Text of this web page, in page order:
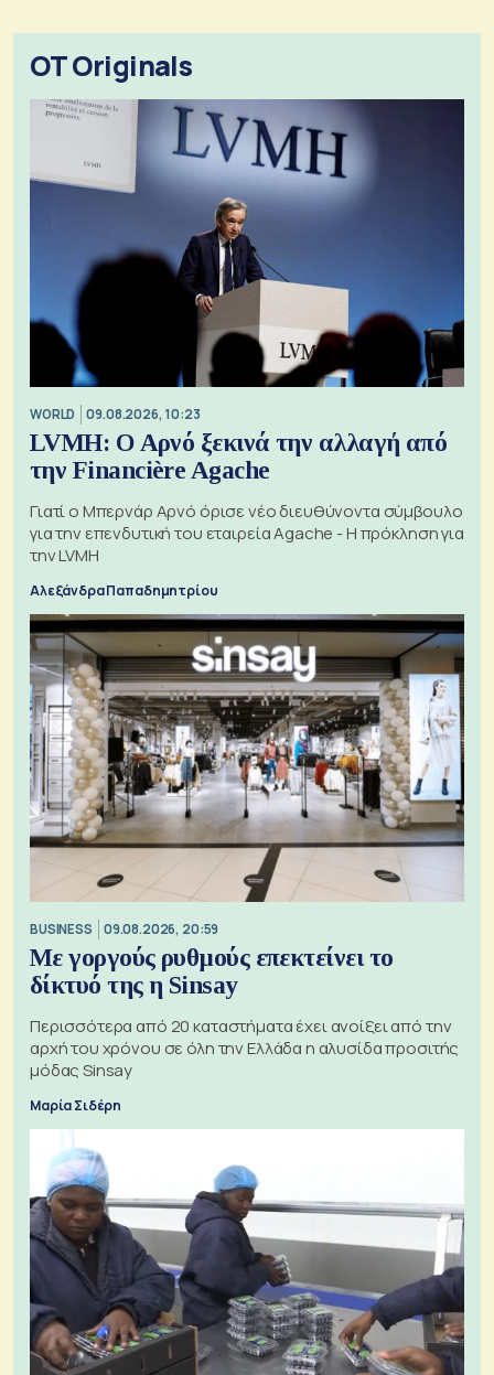
OT Originals
WORLD 09.08.2026, 10:23
LVMH: Ο Αρνό ξεκινά την αλλαγή από
την Financière Agache
Γιατί ο Μπερνάρ Αρνό όρισε νέο διευθύνοντα σύμβουλο
για την επενδυτική του εταιρεία Agache - Η πρόκληση για
την LVMH
Αλεξάνδρα Παπαδημητρίου
BUSINESS 09.08.2026, 20:59
Με γοργούς ρυθμούς επεκτείνει το
δίκτυό της η Sinsay
Περισσότερα από 20 καταστήματα έχει ανοίξει από την
αρχή του χρόνου σε όλη την Ελλάδα η αλυσίδα προσιτής
μόδας Sinsay
Μαρία Σιδέρη